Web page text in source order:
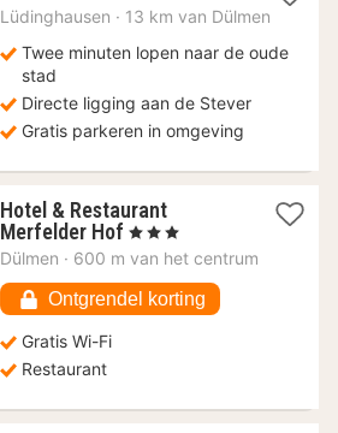
nacht
129
Lüdinghausen · 13 km van Dülmen
Twee minuten lopen naar de oude
stad
Directe ligging aan de Stever
Gratis parkeren in omgeving
Hotel & Restaurant
Merfelder Hof 1
nacht
96,91
€
, 3 Sterren
Dülmen · 600 m van het centrum
Ontgrendel korting
Gratis Wi-Fi
Restaurant